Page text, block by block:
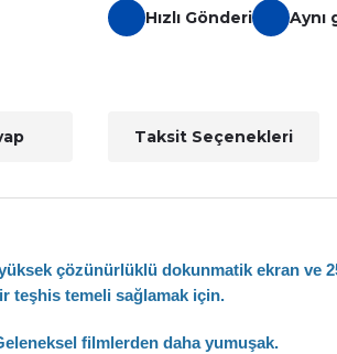
Hızlı Gönderi Aynı
Taksit Seçenekleri
çözünürlüklü dokunmatik ekran
teşhis temeli sağlamak için.
filmlerden daha yumuşak.